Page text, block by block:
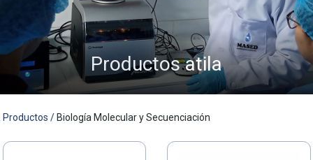
-
MASED
Productosatila
Productos / Biología Molecular y Secuenciación